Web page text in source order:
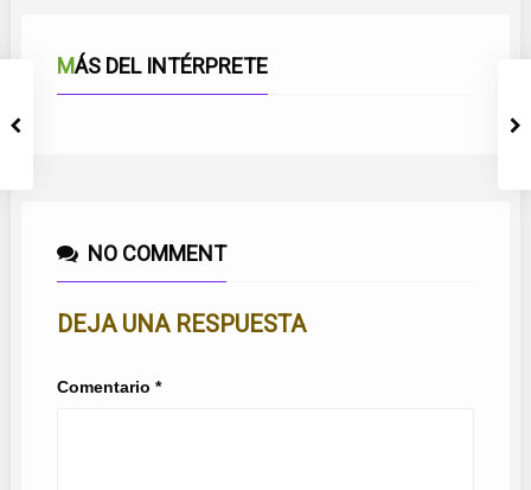
MÁS DEL INTÉRPRETE
NO COMMENT
DEJA UNA RESPUESTA
Comentario *